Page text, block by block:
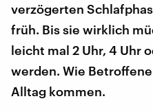
verzögerten
früh. Bis sie wirklich
leicht mal 2 Uhr, 4 Uhr
werden. Wie
Alltag kommen.